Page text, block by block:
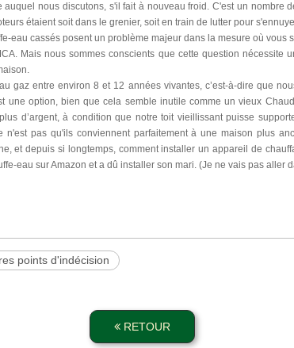
nous discutons, s'il fait à nouveau froid. C'est un nombre
étaient soit dans le grenier, soit en train de lutter pour
eau cassés posent un problème majeur dans la mesure où vous
Mais nous sommes conscients que cette question nécessite
gaz entre environ 8 et 12 années vivantes, c’est-à-dire que
une option, bien que cela semble inutile comme un vieux
d’argent, à condition que notre toit vieillissant puisse
n'est pas qu'ils conviennent parfaitement à une maison plus
et depuis si longtemps, comment installer un appareil de
eau sur Amazon et a dû installer son mari. (Je ne vais pas aller
points d'indécision
RETOUR